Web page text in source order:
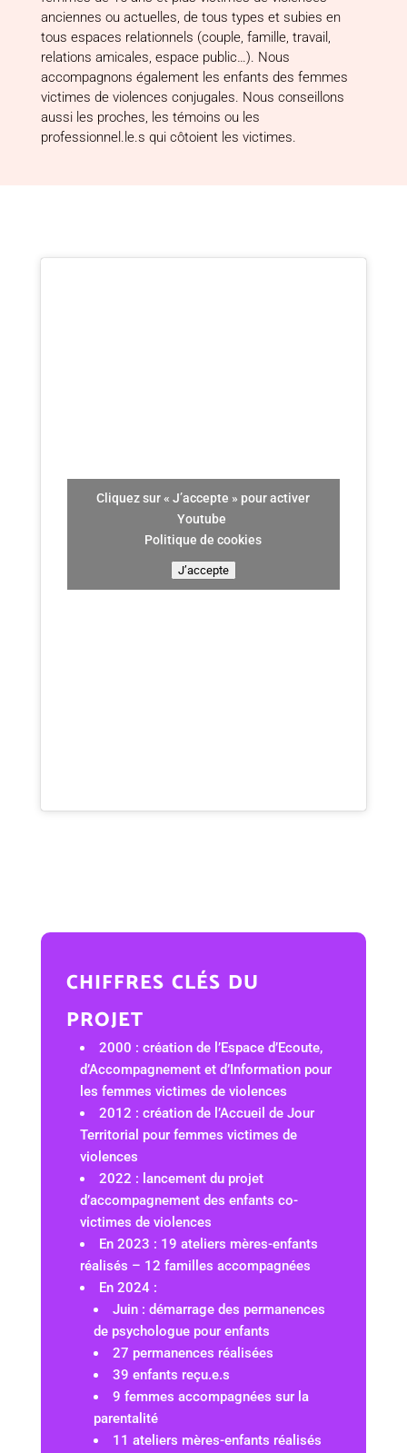
anciennes ou actuelles, de tous types et subies en
tous espaces relationnels (couple, famille, travail,
relations amicales, espace public…). Nous
accompagnons également les enfants des femmes
victimes de violences conjugales. Nous conseillons
aussi les proches, les témoins ou les
professionnel.le.s qui côtoient les victimes.
Cliquez sur « J’accepte » pour activer
Youtube
Politique de cookies
J’accepte
chiffres clés du
projet
2000 : création de l’Espace d’Ecoute,
d’Accompagnement et d’Information pour
les femmes victimes de violences
2012 : création de l’Accueil de Jour
Territorial pour femmes victimes de
violences
2022 : lancement du projet
d’accompagnement des enfants co-
victimes de violences
En 2023 : 19 ateliers mères-enfants
réalisés – 12 familles accompagnées
En 2024 :
Juin : démarrage des permanences
de psychologue pour enfants
27 permanences réalisées
39 enfants reçu.e.s
9 femmes accompagnées sur la
parentalité
11 ateliers mères-enfants réalisés